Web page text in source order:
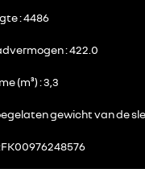
4486
422.0
(m³) 3,3
gewicht van de